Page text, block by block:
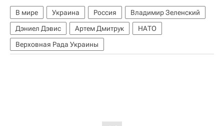
В мире Украина Россия
Владимир Зеленский
Дэниел Дэвис
Артем Дмитрук
НАТО
Верховная Рада Украины